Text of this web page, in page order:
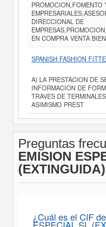
PROMOCION,FOMENTO
DIRECCIONAL DE
EN COMPRA VENTA
SPANISH FASHION
A) LA PRESTACION DE
INFORMACION DE
TRAVES DE
ASIMISMO PREST
Preguntas
EMISION
(EXTINGUIDA)
¿Cuál es el CIF